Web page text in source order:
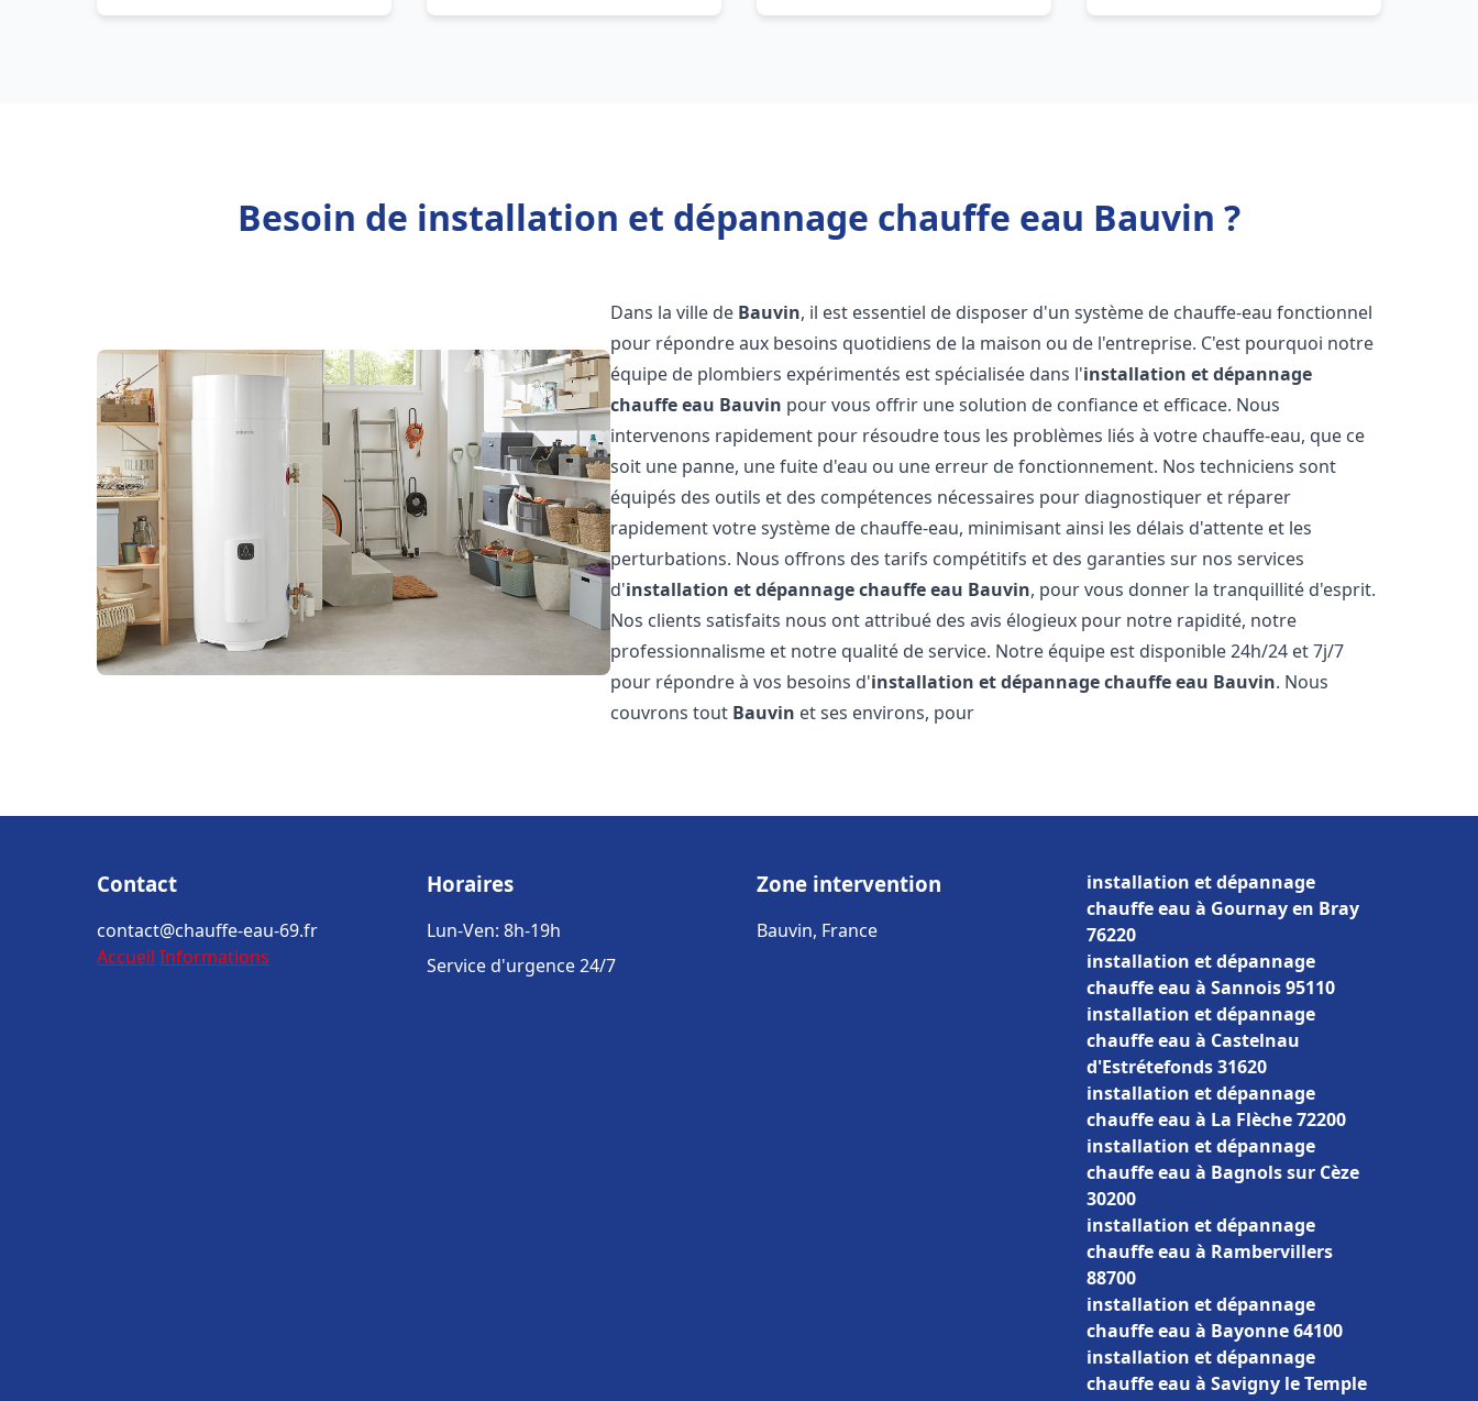
Besoin de installation et dépannage chauffe eau Bauvin ?
Dans la ville de Bauvin, il est essentiel de disposer d'un système de chauffe-eau fonctionnel
pour répondre aux besoins quotidiens de la maison ou de l'entreprise. C'est pourquoi notre
équipe de plombiers expérimentés est spécialisée dans l'installation et dépannage
chauffe eau Bauvin pour vous offrir une solution de confiance et efficace. Nous
intervenons rapidement pour résoudre tous les problèmes liés à votre chauffe-eau, que ce
soit une panne, une fuite d'eau ou une erreur de fonctionnement. Nos techniciens sont
équipés des outils et des compétences nécessaires pour diagnostiquer et réparer
rapidement votre système de chauffe-eau, minimisant ainsi les délais d'attente et les
perturbations. Nous offrons des tarifs compétitifs et des garanties sur nos services
d'installation et dépannage chauffe eau Bauvin, pour vous donner la tranquillité d'esprit.
Nos clients satisfaits nous ont attribué des avis élogieux pour notre rapidité, notre
professionnalisme et notre qualité de service. Notre équipe est disponible 24h/24 et 7j/7
pour répondre à vos besoins d'installation et dépannage chauffe eau Bauvin. Nous
couvrons tout Bauvin et ses environs, pour
Contact
contact@chauffe-eau-69.fr
Accueil Informations
Horaires
Lun-Ven: 8h-19h
Service d'urgence 24/7
Zone intervention
Bauvin, France
installation et dépannage
chauffe eau à Gournay en Bray
76220
installation et dépannage
chauffe eau à Sannois 95110
installation et dépannage
chauffe eau à Castelnau
d'Estrétefonds 31620
installation et dépannage
chauffe eau à La Flèche 72200
installation et dépannage
chauffe eau à Bagnols sur Cèze
30200
installation et dépannage
chauffe eau à Rambervillers
88700
installation et dépannage
chauffe eau à Bayonne 64100
installation et dépannage
chauffe eau à Savigny le Temple